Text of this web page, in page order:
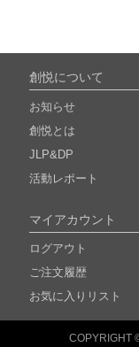
創悦について
お知らせ
創悦とは
JLP&DP
活動レポート
マイアカウント
ログアウト
ご注文履歴
お気に入りリスト
COPYRIGHT